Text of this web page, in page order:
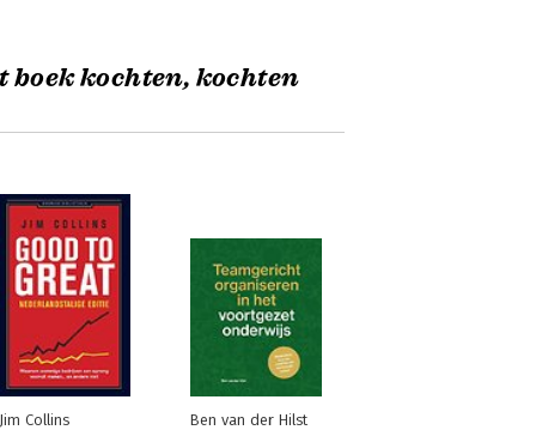
boek kochten, kochten
Jim Collins Ben van der Hilst